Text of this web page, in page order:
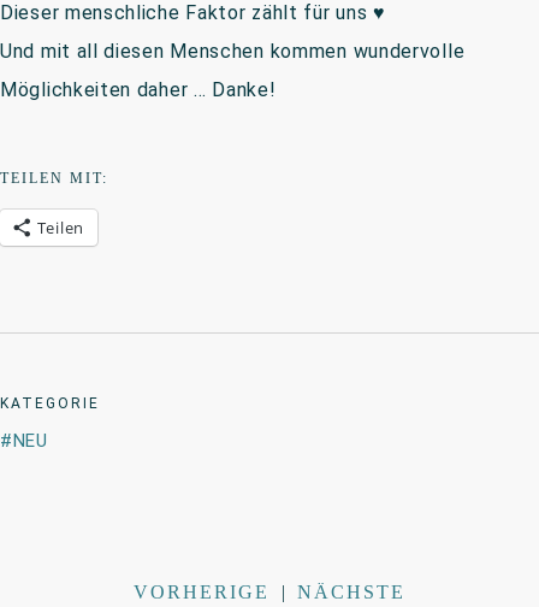
Dieser menschliche Faktor zählt für uns ♥️
Und mit all diesen Menschen kommen wundervolle
Möglichkeiten daher … Danke!
TEILEN MIT:
Teilen
KATEGORIE
NEU
VORHERIGE | NÄCHSTE